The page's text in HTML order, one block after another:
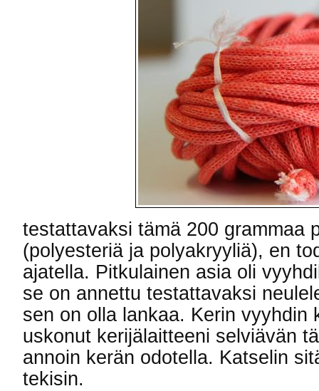
testattavaksi tämä 200 grammaa
(polyesteriä ja polyakryyliä), en
ajatella. Pitkulainen asia oli
se on annettu testattavaksi
sen on olla lankaa. Kerin vyyhdin
uskonut kerijälaitteeni selviävän
annoin kerän odotella. Katselin
tekisin.